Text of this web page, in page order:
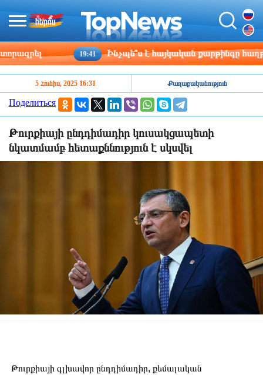
19:41 Ինչպե՞ս է հայկական քարթինգը
5 Հունիս, 2025 16:31 Քաղաքականություն
Поделиться
Թուրքիայի ընդդիմադիր կուսակցապետի
նկատմամբ հետաքննություն է սկսվել
Թուրքիայի գլխավոր ընդդիմադիր, քեմալական